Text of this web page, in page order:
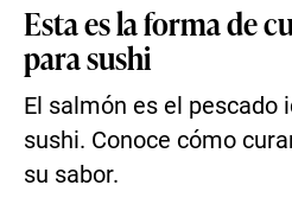
Esta es la forma de
para sushi
El salmón es el pescado
sushi. Conoce cómo
su sabor.